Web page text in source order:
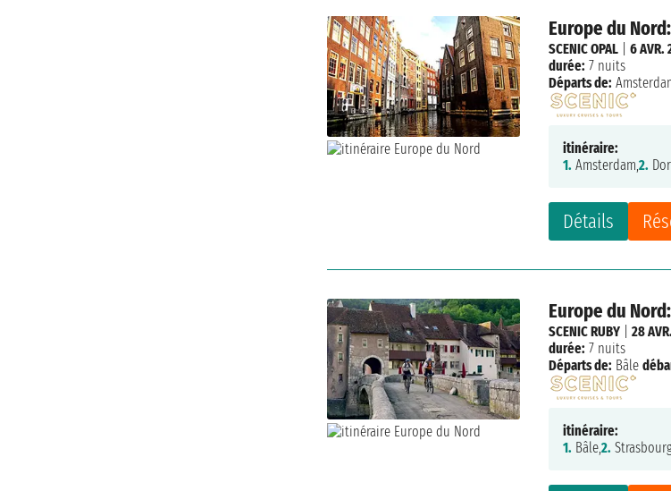
Europe du
Détails
SCENIC OPAL |6 AVR.
durée: 7 nuits
Départs de:
itinéraire:
1. Amsterdam,2.
Europe du
SCENIC RUBY |28
durée: 7 nuits
Départs de: Bâle
itinéraire:
1. Bâle,2.